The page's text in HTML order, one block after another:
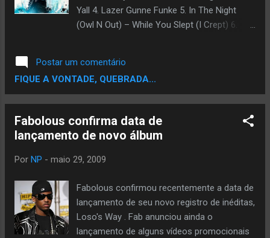
Yall 4. Lazer Gunne Funke 5. In The Night
(Owl N Out) – While You Slept (I Crept) 6.
Whip 10. Kaklow (Jump On It) 11. Digi Dirt
Feat. Phat Kat 12. Dilla Bot Vs. The Hybrid
Feat. Danny Brown & Constantine 13. Milk
Reality Check Feat. Black Thought 16. On
Stilts 17. Fire Wood Drumstix Feat. DOOM 18.
Glamour Sho75 (09) 19. 10,000 Watts 20. 9th
(Unadulterated Mix) Feat. Diz Gibran 22. 24K
Rap Feat. Havoc (of Mobb Deep) & Raekwon
23. Big City 24. Pay Day Feat. Frank Nitty (of
Frank n’ Dank) 25. See That Boy Fly Feat. Illa
Postar um comentário
FIQUE A VONTADE, QUEBRADA...
Fabolous confirma data de
lançamento de novo álbum
Por NP - maio 29, 2009
Fabolous confirmou recentemente a data de
lançamento de seu novo registro de inéditas,
Loso's Way . Fab anunciou ainda o
lançamento de alguns vídeos promocionais